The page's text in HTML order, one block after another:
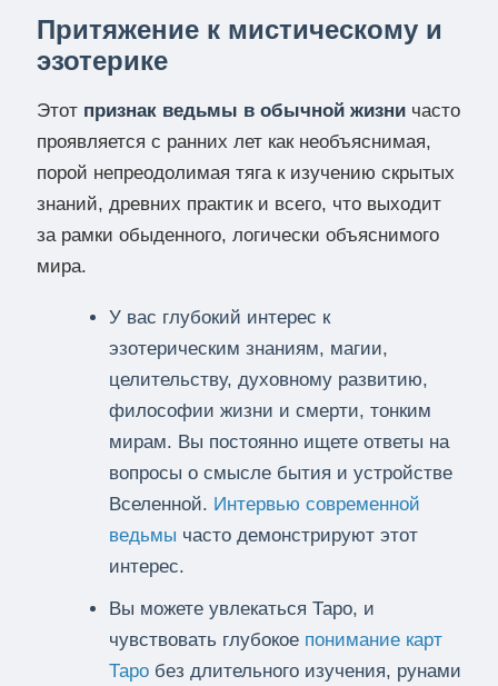
Притяжение к мистическому и
эзотерике
Этот признак ведьмы в обычной жизни часто
проявляется с ранних лет как необъяснимая,
порой непреодолимая тяга к изучению скрытых
знаний, древних практик и всего, что выходит
за рамки обыденного, логически объяснимого
мира.
У вас глубокий интерес к
эзотерическим знаниям, магии,
целительству, духовному развитию,
философии жизни и смерти, тонким
мирам. Вы постоянно ищете ответы на
вопросы о смысле бытия и устройстве
Вселенной. Интервью современной
ведьмы часто демонстрируют этот
интерес.
Вы можете увлекаться Таро, и
чувствовать глубокое понимание карт
Таро без длительного изучения, рунами